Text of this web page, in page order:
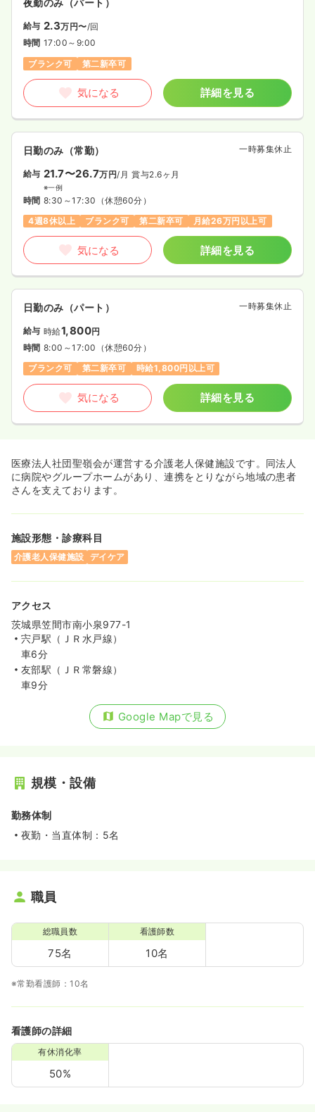
夜勤のみ（パート）
給与 2.3万円〜/回
時間 17:00～9:00
ブランク可
第二新卒可
気になる 詳細を見る
日勤のみ（常勤） 一時募集休止
給与 21.7〜26.7万円/月 賞与2.6ヶ月
※一例
時間 8:30～17:30 （休憩60分）
4週8休以上
ブランク可 第二新卒可 月給26万円以上可
気になる 詳細を見る
日勤のみ（パート） 一時募集休止
給与 時給1,800円
時間 8:00～17:00 （休憩60分）
ブランク可
第二新卒可 時給1,800円以上可
気になる 詳細を見る
医療法人社団聖嶺会が運営する介護老人保健施設です。同法人
に病院やグループホームがあり、連携をとりながら地域の患者
さんを支えております。
施設形態・診療科目
介護老人保健施設 デイケア
アクセス
茨城県笠間市南小泉977-1
宍戸駅（ＪＲ水戸線）
車6分
友部駅（ＪＲ常磐線）
車9分
Google Mapで見る
規模・設備
勤務体制
夜勤・当直体制：5名
職員
総職員数
75名
看護師数
10名
※常勤看護師：10名
看護師の詳細
有休消化率
50%